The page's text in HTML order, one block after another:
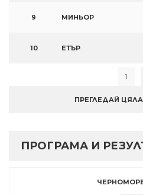
9 МИНЬОР
10 ЕТЪР
1
ПРЕГЛЕДАЙ
ПРОГРАМА И